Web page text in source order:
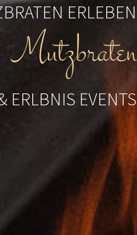
ERLEBEN
Mutzbraten
ERLBNIS EVENTS